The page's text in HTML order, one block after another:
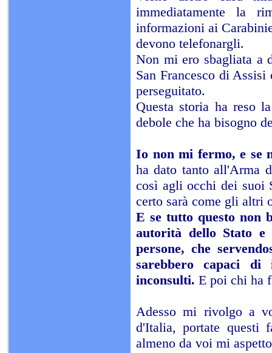
immediatamente la
informazioni ai
devono telefonargli.
Non mi ero sbagliata a
San Francesco di
perseguitato.
Questa storia ha reso
debole che ha bisogno
Io non mi fermo, e se
ha dato tanto all'Arma
così agli occhi dei suoi
certo sarà come gli altri
E se tutto questo non
autorità dello Stato
persone, che
sarebbero capaci di
inconsulti. E poi chi ha
Adesso mi rivolgo a
d'Italia, portate questi
almeno da voi mi